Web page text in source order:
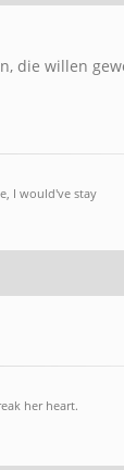
die willen
I would've stay
her heart.